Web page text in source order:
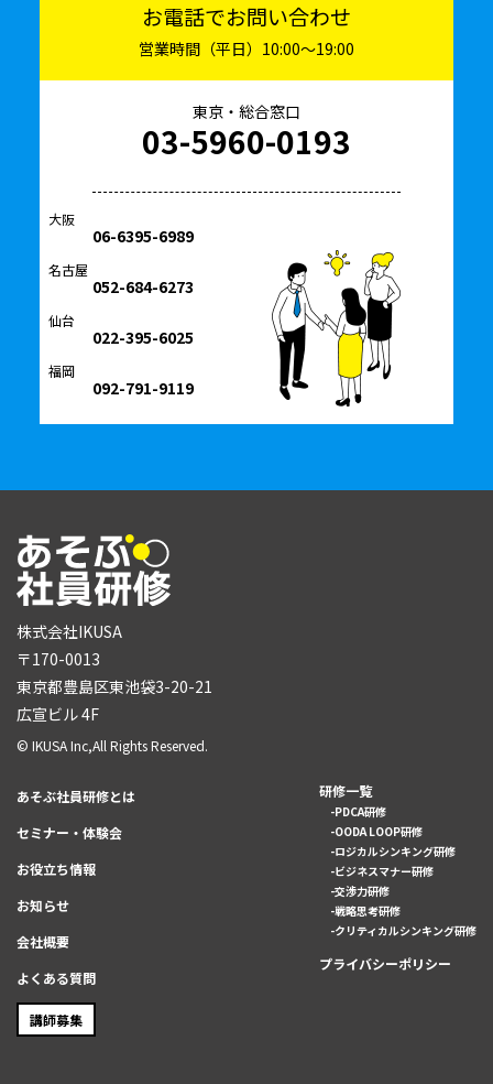
お電話でお問い合わせ
営業時間（平日）10:00〜19:00
東京・総合窓口
03-5960-0193
大阪
06-6395-6989
名古屋
052-684-6273
仙台
022-395-6025
福岡
092-791-9119
株式会社IKUSA
〒170-0013
東京都豊島区東池袋3-20-21
広宣ビル 4F
© IKUSA Inc,All Rights Reserved.
あそぶ社員研修とは
セミナー・体験会
お役立ち情報
お知らせ
会社概要
よくある質問
講師募集
研修一覧
PDCA研修
OODA LOOP研修
ロジカルシンキング研修
ビジネスマナー研修
交渉力研修
戦略思考研修
クリティカルシンキング研修
プライバシーポリシー